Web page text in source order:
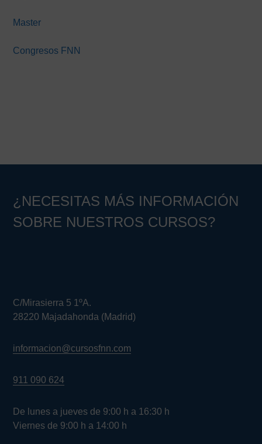
Master
Congresos FNN
¿NECESITAS MÁS INFORMACIÓN
SOBRE NUESTROS CURSOS?
C/Mirasierra 5 1ºA.
28220 Majadahonda (Madrid)
informacion@cursosfnn.com
911 090 624
De lunes a jueves de 9:00 h a 16:30 h
Viernes de 9:00 h a 14:00 h